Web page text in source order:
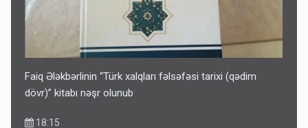
Faiq Ələkbərlinin “Türk xalqları fəlsəfəsi tarixi (qədim
dövr)” kitabı nəşr olunub
18:15